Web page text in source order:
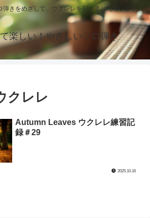
弾きをめざして、ウクレレを日々楽しんでいます。
楽しい！やさしいソロ弾き
クレレ
Autumn Leaves ウクレレ練習記
録＃29
2025.10.16